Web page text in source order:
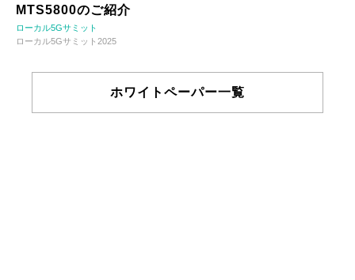
MTS5800のご紹介
ローカル5Gサミット
ローカル5Gサミット2025
ホワイトペーパー一覧